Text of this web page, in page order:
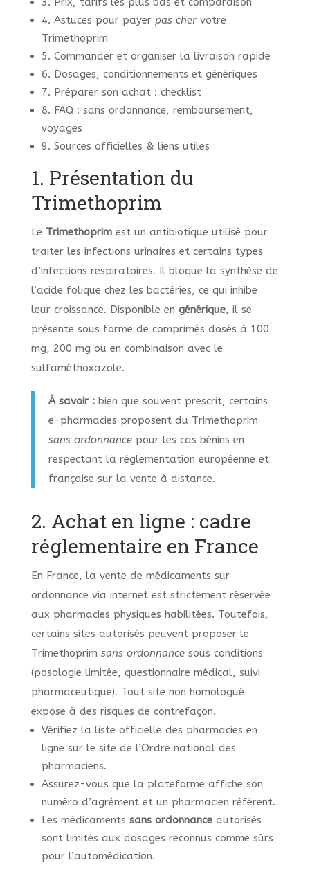
4. Astuces pour payer pas chervotre
Trimethoprim
5. Commander et organiser la livraison rapide
6. Dosages, conditionnements et génériques
7. Préparer son achat : checklist
8. FAQ : sans ordonnance, remboursement,
voyages
9. Sources officielles & liens utiles
1. Présentation du
Trimethoprim
Le Trimethoprimest un antibiotique utilisé pour
traiter les infections urinaires et certains types
d’infections respiratoires. Il bloque la synthèse de
l’acide folique chez les bactéries, ce qui inhibe
leur croissance. Disponible en générique, il se
présente sous forme de comprimés dosés à 100
mg, 200 mg ou en combinaison avec le
sulfaméthoxazole.
À savoir :bien que souvent prescrit, certains
e-pharmacies proposent du Trimethoprim
sans ordonnancepour les cas bénins en
respectant la réglementation européenne et
française sur la vente à distance.
2. Achat en ligne : cadre
réglementaire en France
En France, la vente de médicaments sur
ordonnance via internet est strictement réservée
aux pharmacies physiques habilitées. Toutefois,
certains sites autorisés peuvent proposer le
Trimethoprim sans ordonnancesous conditions
(posologie limitée, questionnaire médical, suivi
pharmaceutique). Tout site non homologué
expose à des risques de contrefaçon.
Vérifiez la liste officielle des pharmacies en
ligne sur le site de l’Ordre national des
pharmaciens.
Assurez-vous que la plateforme affiche son
numéro d’agrément et un pharmacien référent.
Les médicaments sans ordonnanceautorisés
sont limités aux dosages reconnus comme sûrs
pour l’automédication.